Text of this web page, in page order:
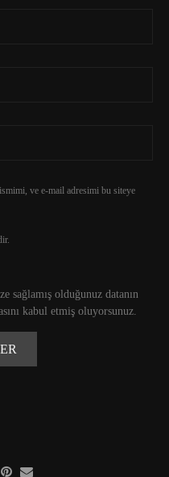
ve e-mail adresimi bu siteye
sağlamış olduğunuz datanın
kabul etmiş oluyorsunuz.